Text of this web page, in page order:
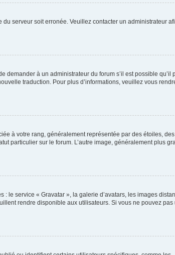
serveur soit erronée. Veuillez contacter un administrateur
demander à un administrateur du forum s’il est possible qu’il
traduction. Pour plus d’informations, veuillez vous
à votre rang, généralement représentée par des étoiles,
particulier sur le forum. L’autre image, généralement plus
le service « Gravatar », la galerie d’avatars, les images
rendre disponible aux utilisateurs. Si vous ne pouvez pas